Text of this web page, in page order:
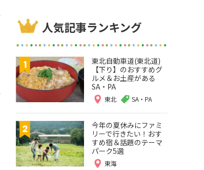
人気記事ランキング
東北自動車道(東北道)
【下り】のおすすめグ
ルメ＆お土産がある
SA・PA
東北 SA・PA
今年の夏休みにファミ
リーで行きたい！おす
すめ宿＆話題のテーマ
パーク5選
東海